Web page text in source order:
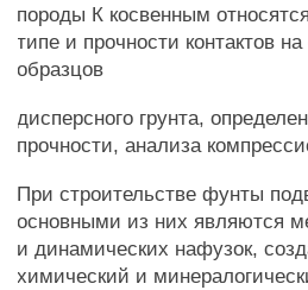
породы К косвенным
типе и прочности контактов
образцов
дисперсного грунта,
прочности, анализа
При строительстве фунты
основными из них являются
и динамических нафузок,
химический и